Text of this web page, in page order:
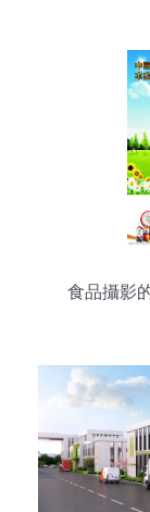
食品攝影